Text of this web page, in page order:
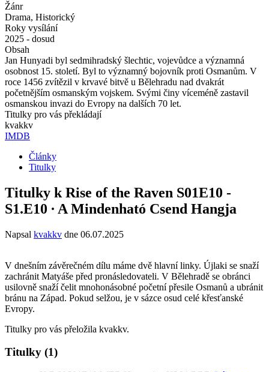
Žánr
Drama, Historický
Roky vysílání
2025 - dosud
Obsah
Jan Hunyadi byl sedmihradský šlechtic, vojevůdce a významná
osobnost 15. století. Byl to významný bojovník proti Osmanům. V
roce 1456 zvítězil v krvavé bitvě u Bělehradu nad dvakrát
početnějším osmanským vojskem. Svými činy víceméně zastavil
osmanskou invazi do Evropy na dalších 70 let.
Titulky pro vás překládají
kvakkv
IMDB
Články
Titulky
Titulky k Rise of the Raven S01E10 -
S1.E10 ∙ A Mindenható Csend Hangja
Napsal kvakkv dne 06.07.2025
V dnešním závěrečném dílu máme dvě hlavní linky. Újlaki se snaží
zachránit Matyáše před pronásledovateli. V Bělehradě se obránci
usilovně snaží čelit mnohonásobné početní přesile Osmanů a ubránit
bránu na Západ. Pokud selžou, je v sázce osud celé křesťanské
Evropy.
Titulky pro vás přeložila kvakkv.
Titulky (1)